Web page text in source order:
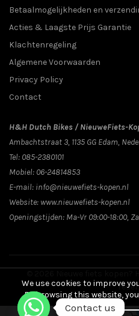
Betaalmogelijkheden en
Acties & Laagste Prijs Garantie
Klachtenregeling
Algemene Voorwaarden
Privacy Policy
Contact
H&H Dutch Bikes / NieuweFiets-
Ambachtstraat 3, 1135 GG Edam,
Tel: 085-2380101
Mobiel: 06-24814853
E-mail: info@nieuwefiets-kopen.nl
Website: www.nieuwefiets-kopen.nl
Openingstijden: Ma-Vr 09:00-18:00,
0
We use cookies to improve
By browsing this website,
Contact us